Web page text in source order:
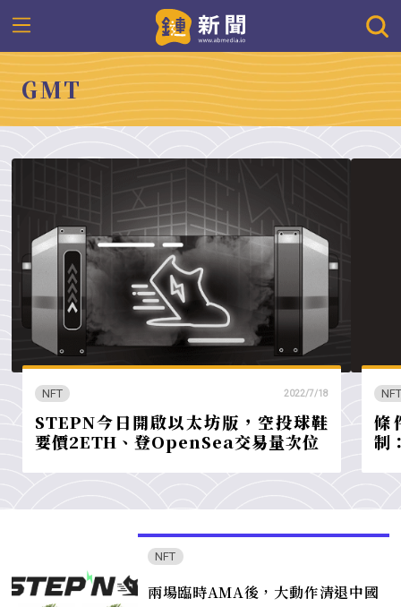
GMT
NFT 2022/7/18
STEPN今日開啟以太坊版，空投球鞋
要價2ETH、登OpenSea交易量次位
條
制
NFT
兩場臨時AMA後，大動作清退中國